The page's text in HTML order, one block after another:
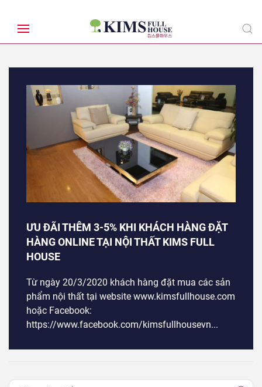
ƯU ĐÃI THÊM 3-5% KHI KHÁCH HÀNG ĐẶT
HÀNG ONLINE TẠI NỘI THẤT KIMS FULL
HOUSE
Từ ngày 20/3/2020 khách hàng đặt mua các sản
phẩm nội thất tại website www.kimsfullhouse.com
hoặc Facebook:
https://www.facebook.com/kimsfullhousevn...